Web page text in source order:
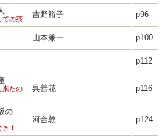
ての茶 吉野裕子 p96
山本兼一 p100
p112
来たの
呉善花 p116
の
！
河合敦 p124